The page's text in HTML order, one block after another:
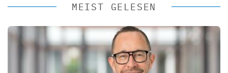
MEIST GELESEN